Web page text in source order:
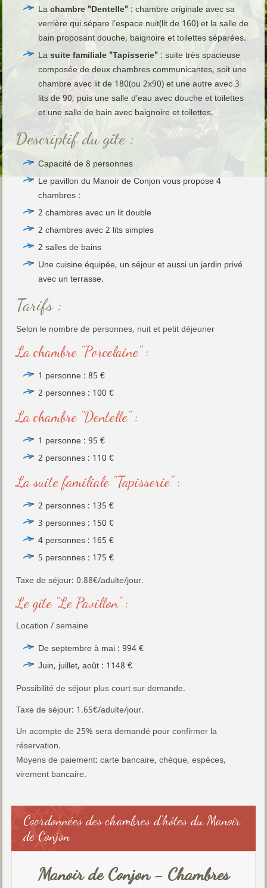
Lachambre "Dentelle" : chambre originale avec sa
verrière qui sépare l’espace nuit(lit de 160) et la salle de
bain proposant douche, baignoire et toilettes séparées.
Lasuite familiale "Tapisserie" : suite très spacieuse
composée de deux chambres communicantes, soit une
chambre avec lit de 180(ou 2x90) et une autre avec 3
lits de 90, puis une salle d’eau avec douche et toilettes
et une salle de bain avec baignoire et toilettes.
Descriptif du gîte :
Capacité de 8 personnes
Le pavillon du Manoir de Conjon vous propose 4
chambres :
2 chambres avec un lit double
2 chambres avec 2 lits simples
2 salles de bains
Une cuisine équipée, un séjour et aussi un jardin privé
avec un terrasse.
Tarifs :
Selon le nombre de personnes, nuit et petit déjeuner
La chambre "Porcelaine" :
1 personne : 85 €
2 personnes : 100 €
La chambre "Dentelle" :
1 personne : 95 €
2 personnes : 110 €
La suite familiale "Tapisserie" :
2 personnes : 135 €
3 personnes : 150 €
4 personnes : 165 €
5 personnes : 175 €
Taxe de séjour: 0.88€/adulte/jour.
Le gîte "Le Pavillon" :
Location / semaine
De septembre à mai : 994 €
Juin, juillet, août : 1148 €
Possibilité de séjour plus court sur demande.
Taxe de séjour: 1.65€/adulte/jour.
Un acompte de 25% sera demandé pour confirmer la
réservation.
Moyens de paiement: carte bancaire, chèque, espèces,
virement bancaire.
Coordonnées des chambres d'hôtes du Manoir
de Conjon
Manoir de Conjon - Chambres